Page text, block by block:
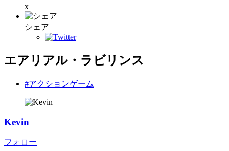
x
シェア
エアリアル・ラビリンス
#アクションゲーム
Kevin
フォロー